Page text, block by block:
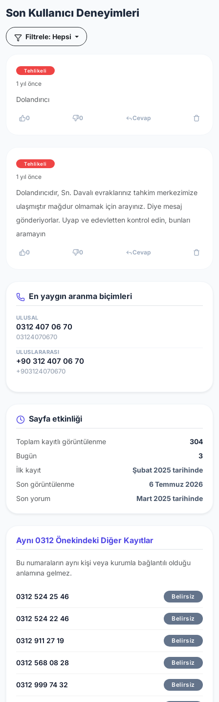
Son Kullanıcı Deneyimleri
Filtrele: Hepsi
Tehlikeli
1 yıl önce
Dolandırıcı
0 0 Cevap
Tehlikeli
1 yıl önce
Dolandırıcıdır, Sn. Davalı evraklarınız tahkim merkezimize
ulaşmıştır mağdur olmamak için arayınız. Diye mesaj
gönderiyorlar. Uyap ve edevletten kontrol edin, bunları
aramayın
0 0 Cevap
En yaygın aranma biçimleri
ULUSAL
0312 407 06 70
03124070670
ULUSLARARASI
+90 312 407 06 70
+903124070670
Sayfa etkinliği
Toplam kayıtlı görüntülenme
304
Bugün
3
İlk kayıt
Şubat 2025 tarihinde
Son görüntülenme
6 Temmuz 2026
Son yorum
Mart 2025 tarihinde
Aynı 0312 Önekindeki Diğer Kayıtlar
Bu numaraların aynı kişi veya kurumla bağlantılı olduğu
anlamına gelmez.
0312 524 25 46 Belirsiz
0312 524 22 46 Belirsiz
0312 911 27 19 Belirsiz
0312 568 08 28 Belirsiz
0312 999 74 32 Belirsiz